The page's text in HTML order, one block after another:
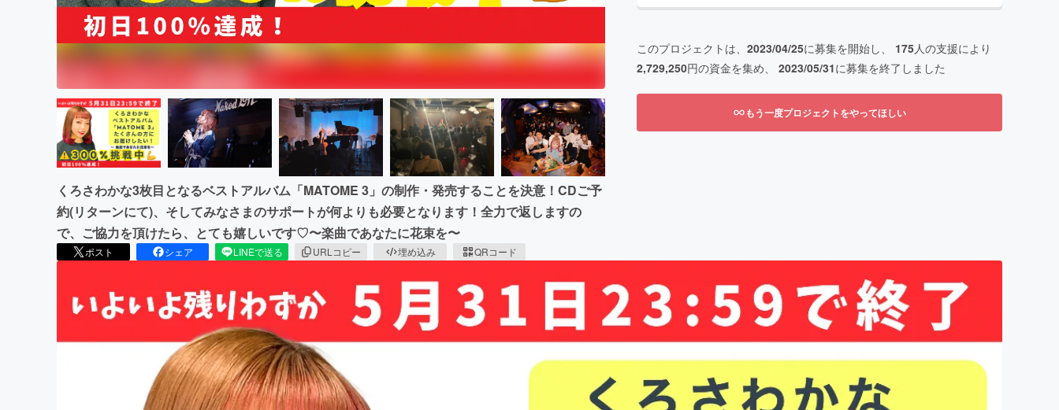
くろさわかな3枚目となるベストアルバム「MATOME 3」の制作・発売することを決意！CDご予
約(リターンにて)、そしてみなさまのサポートが何よりも必要となります！全力で返しますの
で、ご協力を頂けたら、とても嬉しいです♡〜楽曲であなたに花束を〜
ポスト シェア LINEで送る URLコピー 埋め込み QRコード
このプロジェクトは、 2023/04/25に募集を開始し、 175人の支援により
2,729,250円の資金を集め、 2023/05/31に募集を終了しました
もう一度プロジェクトをやってほしい